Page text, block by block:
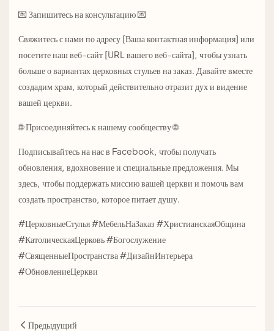
💌 Запишитесь на консультацию 💌
Свяжитесь с нами по адресу [Ваша контактная информация] или
посетите наш веб-сайт [URL вашего веб-сайта], чтобы узнать
больше о вариантах церковных стульев на заказ. Давайте вместе
создадим храм, который действительно отразит дух и видение
вашей церкви.
🌐 Присоединяйтесь к нашему сообществу 🌐
Подписывайтесь на нас в Facebook, чтобы получать
обновления, вдохновение и специальные предложения. Мы
здесь, чтобы поддержать миссию вашей церкви и помочь вам
создать пространство, которое питает душу.
#ЦерковныеСтулья #МебельНаЗаказ #ХристианскаяОбщина
#КатолическаяЦерковь #Богослужение
#СвященныеПространства #ДизайнИнтерьера
#ОбновлениеЦеркви
Предыдущий